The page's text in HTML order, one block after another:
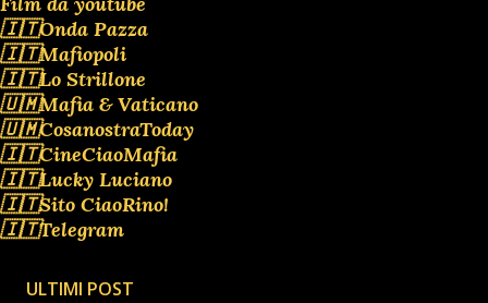
🇮🇹Onda Pazza
🇮🇹Mafiopoli
🇮🇹Lo Strillone
🇺🇲Mafia & Vaticano
🇺🇲CosanostraToday
🇮🇹CineCiaoMafia
🇮🇹Lucky Luciano
🇮🇹Sito CiaoRino!
🇮🇹Telegram
ULTIMI POST